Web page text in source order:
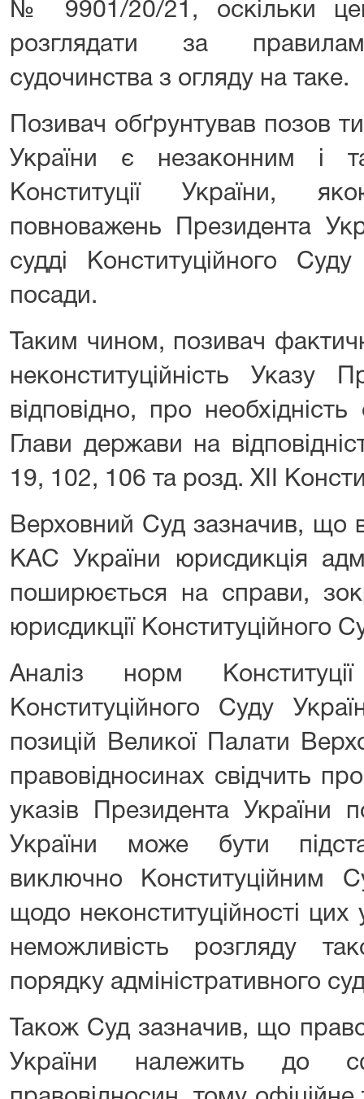
№ 9901/20/21, оскільки
розглядати за
судочинства з огляду на таке.
Позивач обґрунтував позов
України є незаконним і
Конституції України,
повноважень Президента
судді Конституційного
посади.
Таким чином, позивач
неконституційність Указу
відповідно, про
Глави держави на
19, 102, 106 та розд. XII
Верховний Суд зазначив, що
КАС України юрисдикція
поширюється на справи,
юрисдикції Конституційного
Аналіз норм
Конституційного Суду
позицій Великої Палати
правовідносинах свідчить
указів Президента України
України може бути
виключно Конституційним
щодо неконституційності цих
неможливість розгляду
порядку адміністративного
Також Суд зазначив, що
України належить до